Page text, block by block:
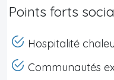
Points forts
Hospitalité
Communautés